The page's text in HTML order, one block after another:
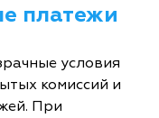
платежи
условия
комиссий и
При